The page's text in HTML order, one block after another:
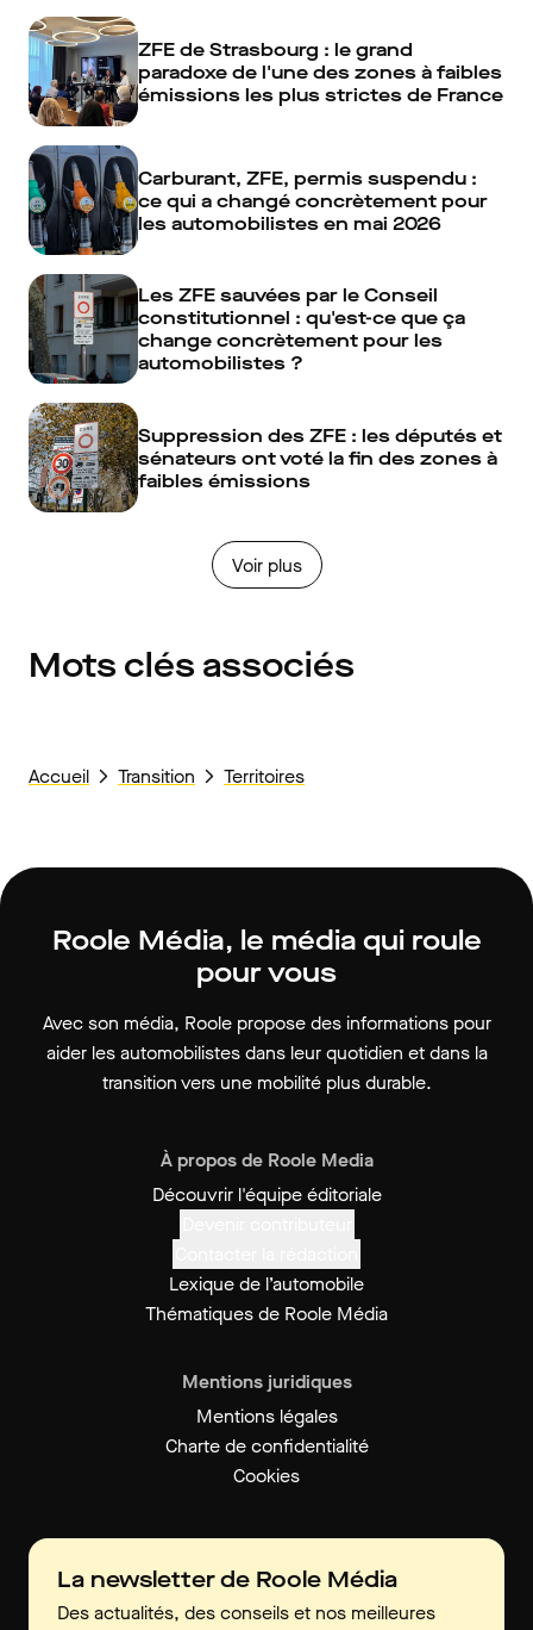
ZFE de Strasbourg : le grand
paradoxe de l'une des zones à faibles
émissions les plus strictes de France
Carburant, ZFE, permis suspendu :
ce qui a changé concrètement pour
les automobilistes en mai 2026
Les ZFE sauvées par le Conseil
constitutionnel : qu'est-ce que ça
change concrètement pour les
automobilistes ?
Suppression des ZFE : les députés et
sénateurs ont voté la fin des zones à
faibles émissions
Voir plus
Mots clés associés
Accueil Transition Territoires
Roole Média, le média qui roule
pour vous
Avec son média, Roole propose des informations pour
aider les automobilistes dans leur quotidien et dans la
transition vers une mobilité plus durable.
À propos de Roole Media
Découvrir l'équipe éditoriale
Lexique de l’automobile
Thématiques de Roole Média
Mentions juridiques
Mentions légales
Charte de confidentialité
Cookies
La newsletter de Roole Média
Des actualités, des conseils et nos meilleures